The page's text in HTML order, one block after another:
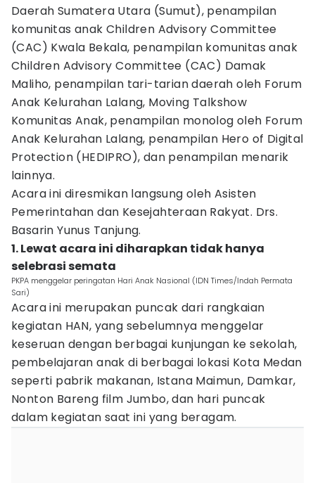
Daerah Sumatera Utara (Sumut), penampilan
komunitas anak Children Advisory Committee
(CAC) Kwala Bekala, penampilan komunitas anak
Children Advisory Committee (CAC) Damak
Maliho, penampilan tari-tarian daerah oleh Forum
Anak Kelurahan Lalang, Moving Talkshow
Komunitas Anak, penampilan monolog oleh Forum
Anak Kelurahan Lalang, penampilan Hero of Digital
Protection (HEDIPRO), dan penampilan menarik
lainnya.
Acara ini diresmikan langsung oleh Asisten
Pemerintahan dan Kesejahteraan Rakyat. Drs.
Basarin Yunus Tanjung.
1. Lewat acara ini diharapkan tidak hanya
selebrasi semata
PKPA menggelar peringatan Hari Anak Nasional (IDN Times/Indah Permata
Sari)
Acara ini merupakan puncak dari rangkaian
kegiatan HAN, yang sebelumnya menggelar
keseruan dengan berbagai kunjungan ke sekolah,
pembelajaran anak di berbagai lokasi Kota Medan
seperti pabrik makanan, Istana Maimun, Damkar,
Nonton Bareng film Jumbo, dan hari puncak
dalam kegiatan saat ini yang beragam.